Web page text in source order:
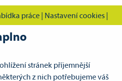
práce| Nastavení cookies|
kancelář Pardubice
stránek příjemnější
z nich potřebujeme váš